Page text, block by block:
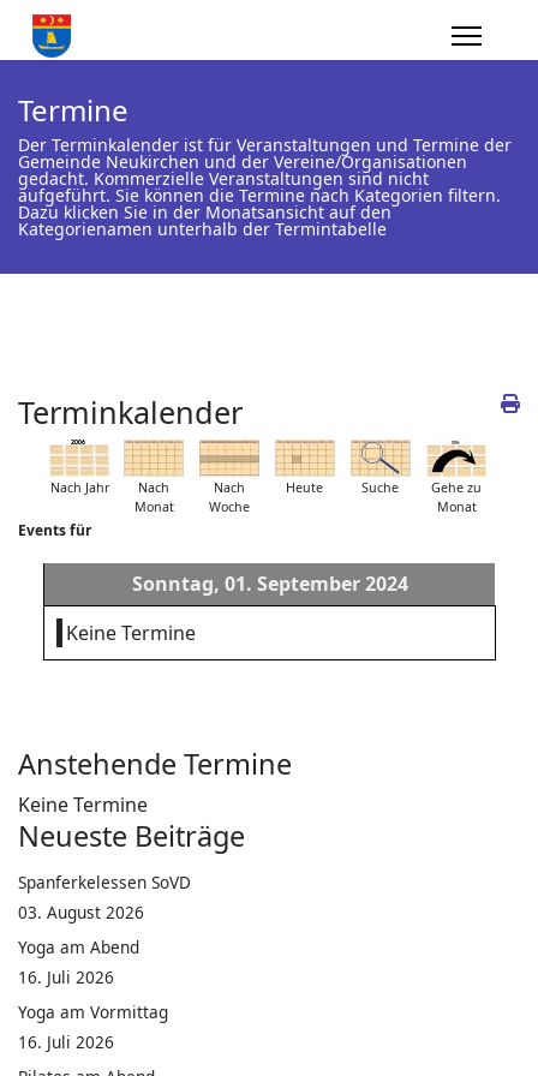
Termine
Der Terminkalender ist für Veranstaltungen und Termine der
Gemeinde Neukirchen und der Vereine/Organisationen
gedacht. Kommerzielle Veranstaltungen sind nicht
aufgeführt. Sie können die Termine nach Kategorien filtern.
Dazu klicken Sie in der Monatsansicht auf den
Kategorienamen unterhalb der Termintabelle
Terminkalender
Nach Jahr
Nach
Monat
Nach
Woche
Heute Suche
Gehe zu
Monat
Events für
Sonntag, 01. September 2024
Keine Termine
Anstehende Termine
Keine Termine
Neueste Beiträge
Spanferkelessen SoVD
03. August 2026
Yoga am Abend
16. Juli 2026
Yoga am Vormittag
16. Juli 2026